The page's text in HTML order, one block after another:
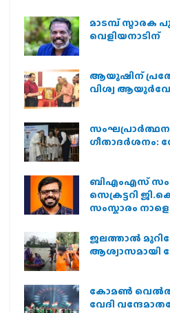
മാടമ്പ് സ്മാരക
വെളിയനാടിന്
ആയുഷിന്
വിശ്വ
ബിഎംഎസ്
സെക്രട്ടറി
സംസ്കാരം നാളെ
ജലത്താല്‍
ആശ്വാസമായി
കോമൺ
വേദി